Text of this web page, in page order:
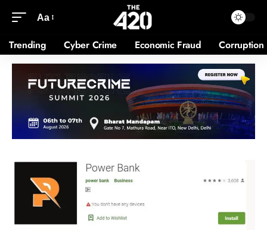
Aa
Trending Cyber Crime Economic Fraud Corruption